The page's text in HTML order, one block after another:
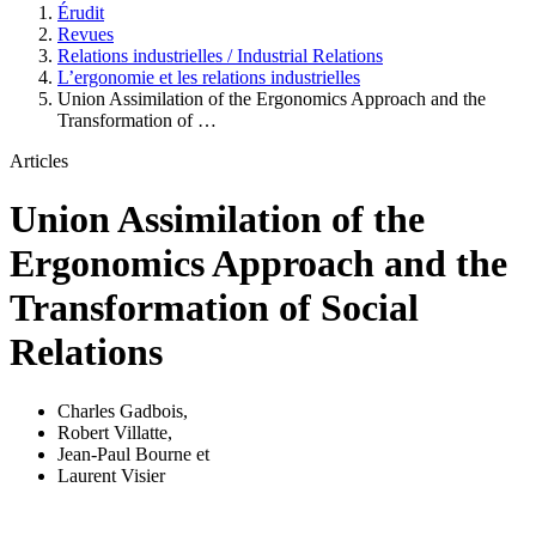
Érudit
Revues
Relations industrielles / Industrial Relations
L’ergonomie et les relations industrielles
Union Assimilation of the Ergonomics Approach and the
Transformation of …
Articles
Union Assimilation of the
Ergonomics Approach and the
Transformation of Social
Relations
Charles Gadbois,
Robert Villatte,
Jean-Paul Bourne et
Laurent Visier